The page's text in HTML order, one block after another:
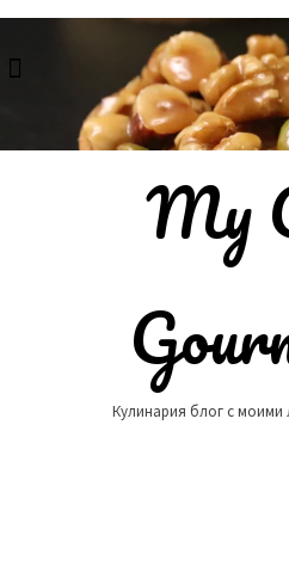
content
My
Кулинария блог с моими